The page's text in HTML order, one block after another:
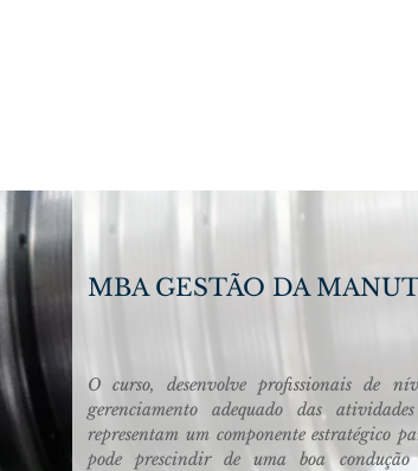
MBA GESTÃO DA
O curso, desenvolve profissionais de
gerenciamento adequado das
representam um componente estratégico
pode prescindir de uma boa condução